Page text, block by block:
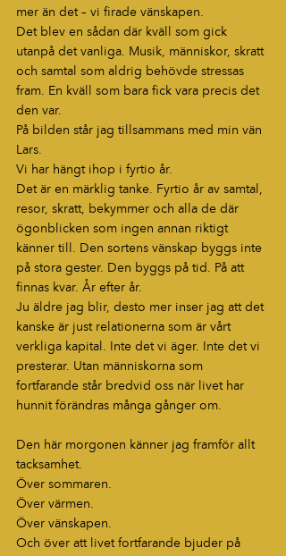
mer än det – vi firade vänskapen.
Det blev en sådan där kväll som gick
utanpå det vanliga. Musik, människor, skratt
och samtal som aldrig behövde stressas
fram. En kväll som bara fick vara precis det
den var.
På bilden står jag tillsammans med min vän
Lars.
Vi har hängt ihop i fyrtio år.
Det är en märklig tanke. Fyrtio år av samtal,
resor, skratt, bekymmer och alla de där
ögonblicken som ingen annan riktigt
känner till. Den sortens vänskap byggs inte
på stora gester. Den byggs på tid. På att
finnas kvar. År efter år.
Ju äldre jag blir, desto mer inser jag att det
kanske är just relationerna som är vårt
verkliga kapital. Inte det vi äger. Inte det vi
presterar. Utan människorna som
fortfarande står bredvid oss när livet har
hunnit förändras många gånger om.
Den här morgonen känner jag framför allt
tacksamhet.
Över sommaren.
Över värmen.
Över vänskapen.
Och över att livet fortfarande bjuder på